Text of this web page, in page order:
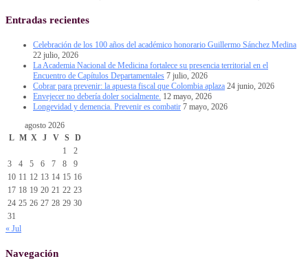
Entradas recientes
Celebración de los 100 años del académico honorario Guillermo Sánchez Medina
22 julio, 2026
La Academia Nacional de Medicina fortalece su presencia territorial en el
Encuentro de Capítulos Departamentales 7 julio, 2026
Cobrar para prevenir: la apuesta fiscal que Colombia aplaza 24 junio, 2026
Envejecer no debería doler socialmente. 12 mayo, 2026
Longevidad y demencia. Prevenir es combatir 7 mayo, 2026
agosto 2026
L M X J V S
D
1
2
3
4 5 6 7 8
9
10 11 12 13 14 15 16
17 18 19 20 21 22 23
24 25 26 27 28 29 30
31
« Jul
Navegación